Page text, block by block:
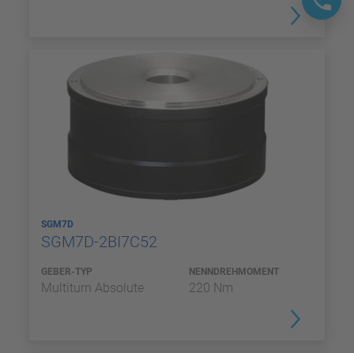
SGM7D
SGM7D-2BI7C52
GEBER-TYP
Multiturn Absolute
NENNDREHMOMENT
220 Nm